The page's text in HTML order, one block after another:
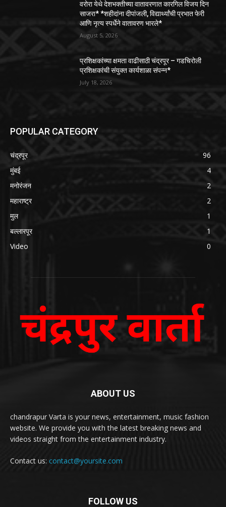
वरोरा येथे देशभक्तीच्या वातावरणात कारगिल विजय दिन
साजरा* *शहीदांना दीपांजली, विद्यार्थ्यांची प्रभात फेरी
आणि नृत्य स्पर्धेने वातावरण भारले*
August 5, 2026
प्रशिक्षकांच्या क्षमता वाढीसाठी चंद्रपूर – गडचिरोली
प्रशिक्षकांची संयुक्त कार्यशाळा संपन्न*
July 18, 2026
POPULAR CATEGORY
चंद्रपूर
96
मुंबई
4
मनोरंजन
2
महाराष्ट्र
2
मुल
1
बल्लारपूर
1
Video
0
ABOUT US
chandrapur Varta is your news, entertainment, music fashion
website. We provide you with the latest breaking news and
videos straight from the entertainment industry.
Contact us: contact@yoursite.com
FOLLOW US